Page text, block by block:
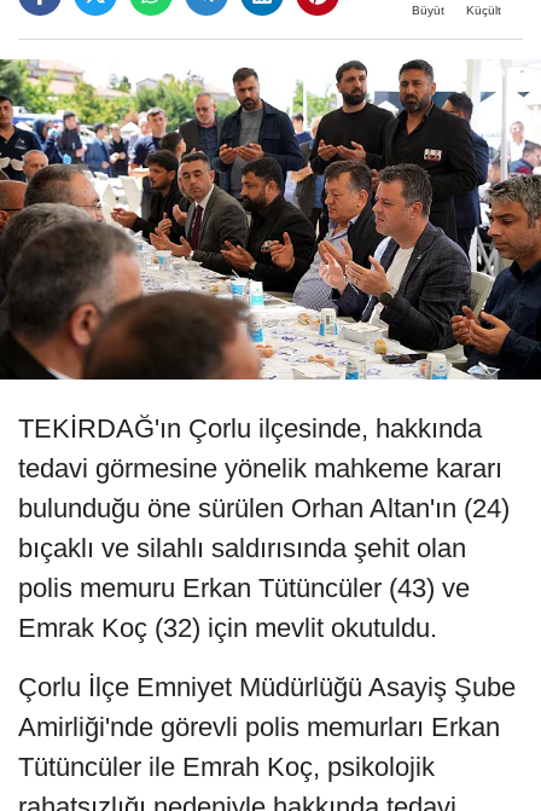
Büyüt Küçült
TEKİRDAĞ'ın Çorlu ilçesinde, hakkında
tedavi görmesine yönelik mahkeme kararı
bulunduğu öne sürülen Orhan Altan'ın (24)
bıçaklı ve silahlı saldırısında şehit olan
polis memuru Erkan Tütüncüler (43) ve
Emrak Koç (32) için mevlit okutuldu.
Çorlu İlçe Emniyet Müdürlüğü Asayiş Şube
Amirliği'nde görevli polis memurları Erkan
Tütüncüler ile Emrah Koç, psikolojik